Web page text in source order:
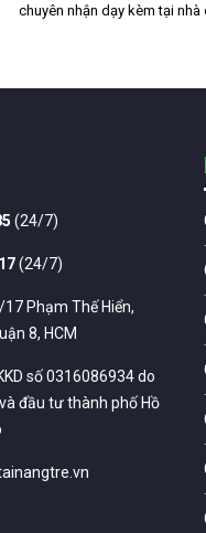
chuyên nhận dạy kèm tại nhà
(24/7)
(24/7)
Phạm Thế Hiển,
8, HCM
số 0316086934 do
đầu tư thành phố Hồ